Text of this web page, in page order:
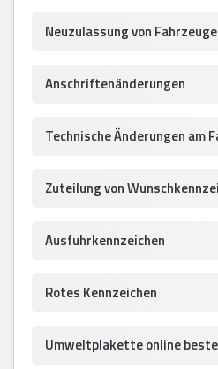
Neuzulassung von
Anschriftenänderungen
Technische Änderungen am
Zuteilung von
Ausfuhrkennzeichen
Rotes Kennzeichen
Umweltplakette online